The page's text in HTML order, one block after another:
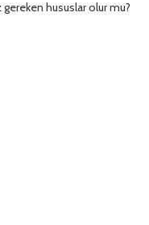
hususlar olur mu?